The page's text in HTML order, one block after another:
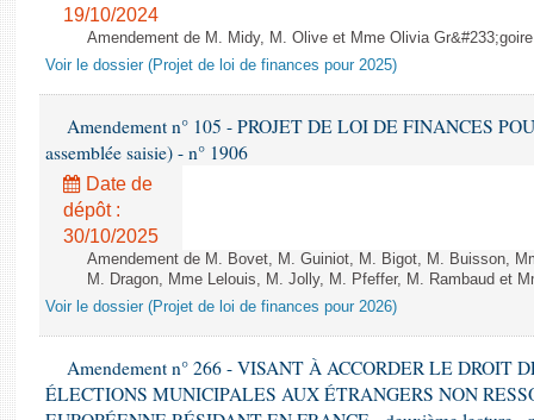
19/10/2024
Amendement de M. Midy, M. Olive et Mme Olivia
Voir le dossier (Projet de loi de finances pour 2025)
Amendement n° 105 - PROJET DE LOI DE FINANCES
assemblée saisie) - n° 1906
Date de
dépôt :
30/10/2025
Amendement de M. Bovet, M. Guiniot, M. Bigot, M. Buisson,
M. Dragon, Mme Lelouis, M. Jolly, M. Pfeffer, M. Rambaud et
Voir le dossier (Projet de loi de finances pour 2026)
Amendement n° 266 - VISANT À ACCORDER LE DROIT
ÉLECTIONS MUNICIPALES AUX ÉTRANGERS NON